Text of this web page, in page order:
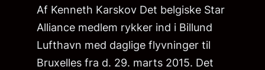
Af Kenneth Karskov Det belgiske Star
Alliance medlem rykker ind i Billund
Lufthavn med daglige flyvninger til
Bruxelles fra d. 29. marts 2015. Det